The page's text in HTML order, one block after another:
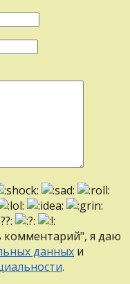
комментарий", я даю
данных и
.